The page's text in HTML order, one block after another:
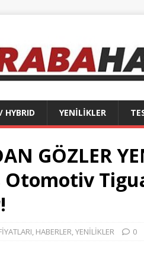
HYBRID YENİLİKLER
GÖZLER
Otomotiv
, HABERLER,YENİLİKLER 0